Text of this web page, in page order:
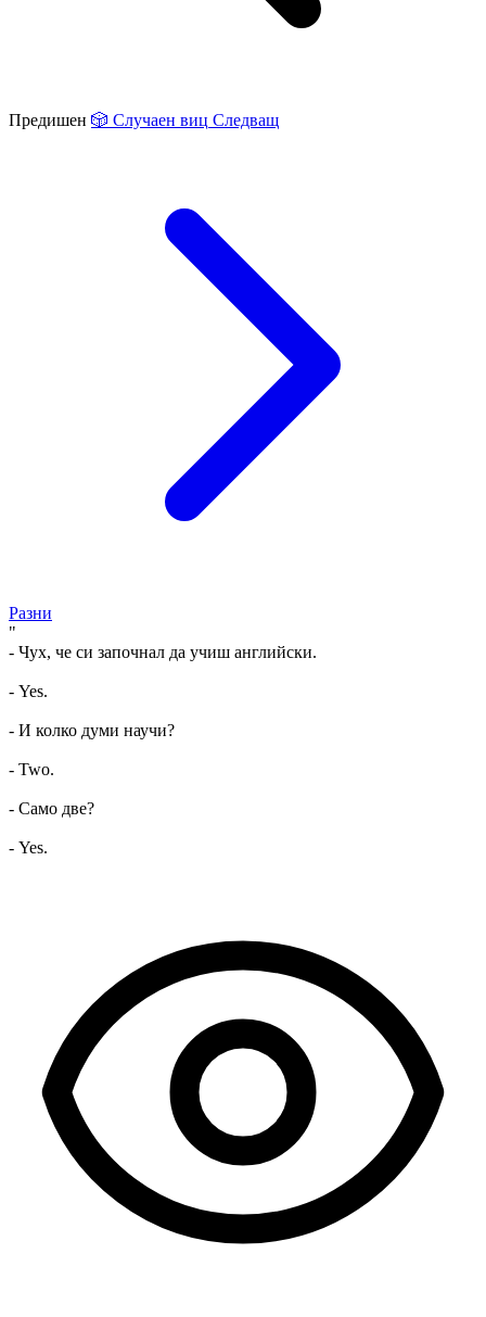
Предишен 🎲 Случаен виц Следващ
Разни
"
- Чух, че си започнал да учиш английски.
- Yes.
- И колко думи научи?
- Two.
- Само две?
- Yes.